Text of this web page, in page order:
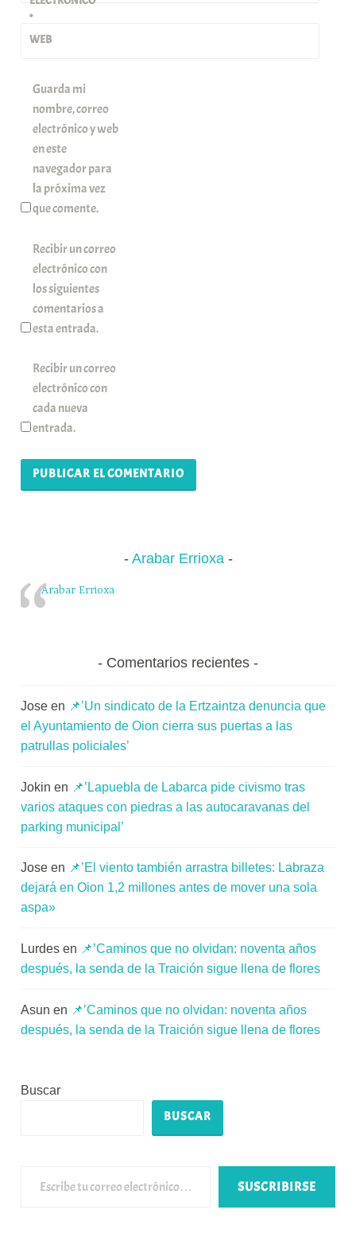
*
WEB
Guarda mi
nombre, correo
electrónico y web
en este
navegador para
la próxima vez
que comente.
Recibir un correo
electrónico con
los siguientes
comentarios a
esta entrada.
Recibir un correo
electrónico con
cada nueva
entrada.
Arabar Errioxa
Arabar Errioxa
Comentarios recientes
Jose en 📌’Un sindicato de la Ertzaintza denuncia que
el Ayuntamiento de Oion cierra sus puertas a las
patrullas policiales’
Jokin en 📌’Lapuebla de Labarca pide civismo tras
varios ataques con piedras a las autocaravanas del
parking municipal’
Jose en 📌’El viento también arrastra billetes: Labraza
dejará en Oion 1,2 millones antes de mover una sola
aspa»
Lurdes en 📌’Caminos que no olvidan: noventa años
después, la senda de la Traición sigue llena de flores
Asun en 📌’Caminos que no olvidan: noventa años
después, la senda de la Traición sigue llena de flores
Buscar
BUSCAR
SUSCRIBIRSE